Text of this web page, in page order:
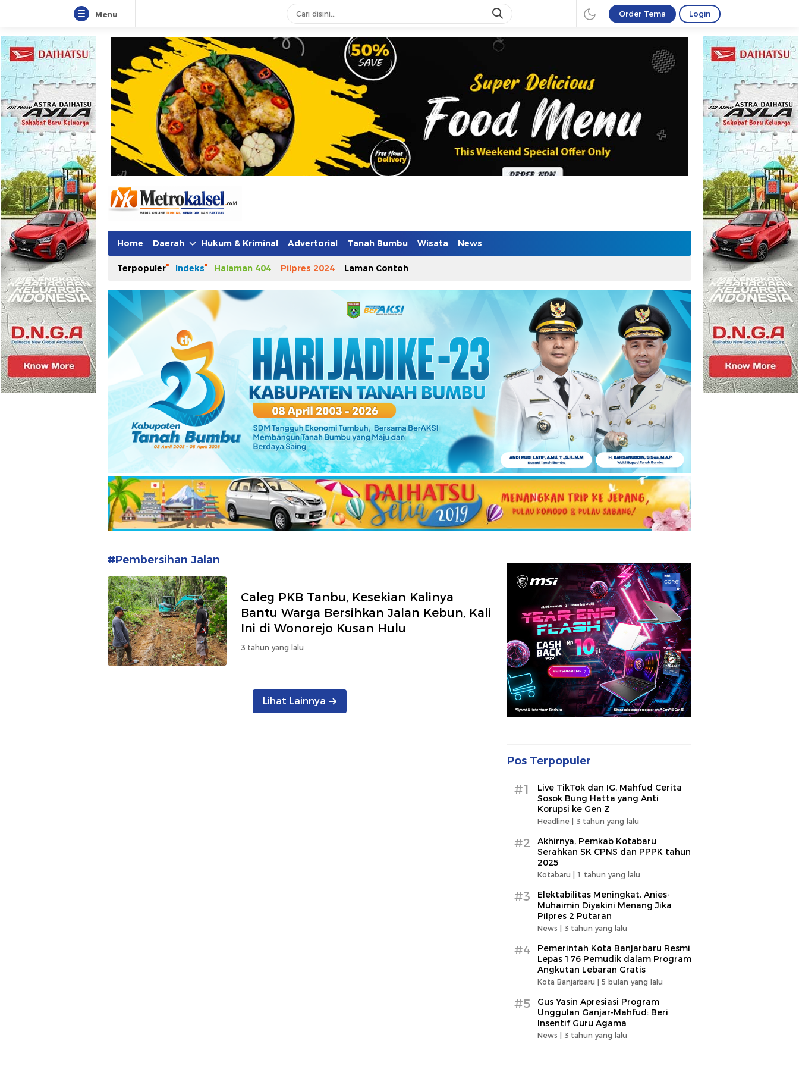
Menu Order Tema Login
Metro Kalsel
Media Online Terkini, Faktual dan Mendidik
Home Daerah Hukum & Kriminal Advertorial Tanah Bumbu Wisata News
Terpopuler Indeks Halaman 404 Pilpres 2024 Laman Contoh
#Pembersihan Jalan
Caleg PKB Tanbu, Kesekian Kalinya
Bantu Warga Bersihkan Jalan Kebun, Kali
Ini di Wonorejo Kusan Hulu
3 tahun yang lalu
Lihat Lainnya
Pos Terpopuler
#1
Live TikTok dan IG, Mahfud Cerita
Sosok Bung Hatta yang Anti
Korupsi ke Gen Z
Headline | 3 tahun yang lalu
#2
Akhirnya, Pemkab Kotabaru
Serahkan SK CPNS dan PPPK tahun
2025
Kotabaru | 1 tahun yang lalu
#3
Elektabilitas Meningkat, Anies-
Muhaimin Diyakini Menang Jika
Pilpres 2 Putaran
News | 3 tahun yang lalu
#4
Pemerintah Kota Banjarbaru Resmi
Lepas 176 Pemudik dalam Program
Angkutan Lebaran Gratis
Kota Banjarbaru | 5 bulan yang lalu
#5
Gus Yasin Apresiasi Program
Unggulan Ganjar-Mahfud: Beri
Insentif Guru Agama
News | 3 tahun yang lalu